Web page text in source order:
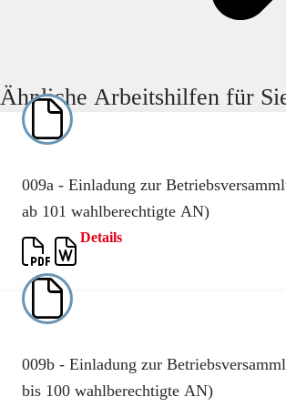
Ähnliche Arbeitshilfen für
009a - Einladung zur
ab 101 wahlberechtigte AN)
Details
009b - Einladung zur
bis 100 wahlberechtigte AN)